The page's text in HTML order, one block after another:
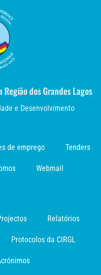
dos Grandes Lagos
e Desenvolvimento
de emprego Tenders
Webmail
Relatórios
Protocolos da CIRGL